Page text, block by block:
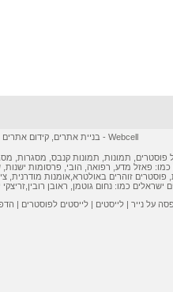
Webcell
- בניית אתרים ,קידום אתרים
פוסטרים תמונות , תמונות קנבס, מסגרות,
כמו: פאזל מדע, רפואה, הובי, פרסומות ישנות
פוסטרים זוהרים באולטרא, אומנות מודרנית
ישראלים כמו: נחום גוטמן ראובן רובין זריצקי
על נייר |לייסטים |לייסטים לפוסטרים |